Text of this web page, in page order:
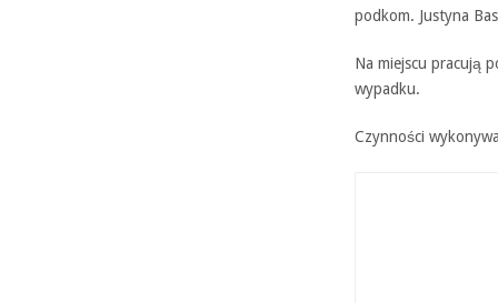
podkom. Justyna
Na miejscu pracują
wypadku.
Czynności